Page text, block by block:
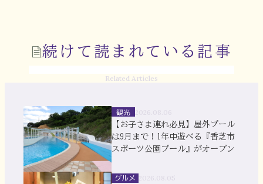
続けて読まれている記事
Related Articles
観光
【お子さま連れ必見】屋外プール
は9月まで！1年中遊べる『香芝市
スポーツ公園プール』がオープン
グルメ